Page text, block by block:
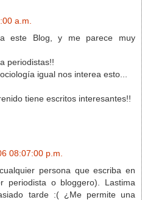
a.m.
este Blog, y me parece muy
periodistas!!
igual nos interea esto...
tiene escritos interesantes!!
08:07:00 p.m.
persona que escriba en
periodista o bloggero). Lastima
tarde :( ¿Me permite una